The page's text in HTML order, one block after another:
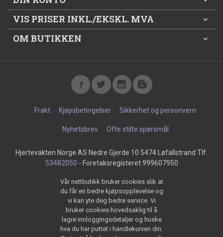
VIS PRISER INKL./EKSKL. MVA
OM BUTIKKEN
Frakt Kjøpsbetingelser Sikkerhet og personvern
Nyhetsbrev Ofte stilte spørsmål
Hjertevakten Norge AS Nedre Gjerde 10 5474 Løfallstrand Tlf.
53482050 - Foretaksregisteret 999607950
Vår nettbutikk bruker cookies slik at
du får en bedre kjøpsopplevelse og
vi kan yte deg bedre service. Vi
bruker cookies hovedsaklig til å
lagre innloggingsdetaljer og huske
hva du har puttet i handlekurven din.